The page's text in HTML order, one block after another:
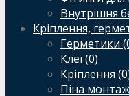
Внутрішня
Кріплення,
Герметики
Клеї (0)
Кріплення
Піна